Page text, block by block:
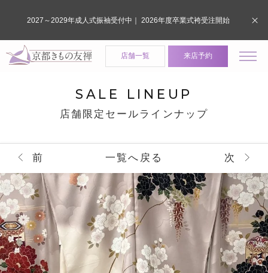
店舗一覧 来店予約
SALE LINEUP
店舗限定セールラインナップ
前 一覧へ戻る 次
2027～2029年成人式振袖受付中｜ 2026年度卒業式袴受注開始